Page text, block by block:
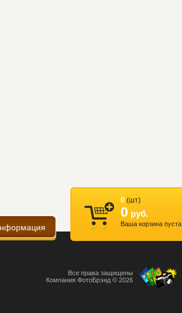
0 (шт)
0 руб.
Ваша корзина пуста
Все права защищены
Компания ФотоБрэнд © 2026